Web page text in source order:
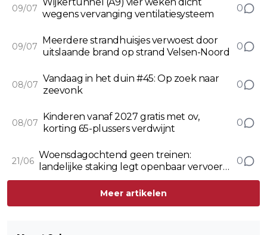
09/07 wegens vervanging ventilatiesysteem
0
09/07
Meerdere strandhuisjes verwoest door
uitslaande brand op strand Velsen-Noord
0
08/07
Vandaag in het duin #45: Op zoek naar
zeevonk
0
08/07
Kinderen vanaf 2027 gratis met ov,
korting 65-plussers verdwijnt
0
21/06
Woensdagochtend geen treinen:
landelijke staking legt openbaar vervoer
stil
0
Meer artikelen